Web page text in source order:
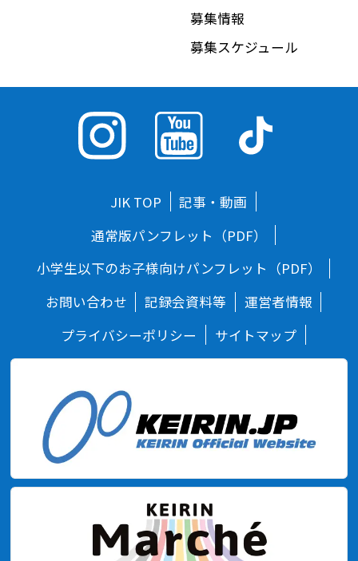
募集情報
募集スケジュール
JIK TOP
記事・動画
通常版パンフレット（PDF）
小学生以下のお子様向けパンフレット（PDF）
お問い合わせ
記録会資料等
運営者情報
プライバシーポリシー
サイトマップ